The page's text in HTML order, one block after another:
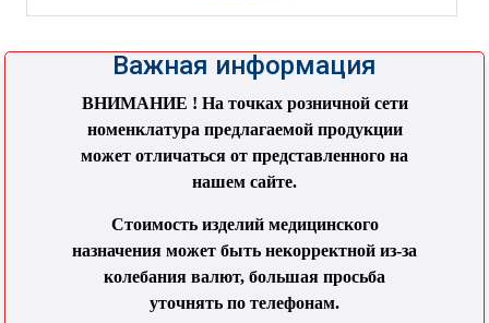
Важная информация
ВНИМАНИЕ ! На точках розничной сети
номенклатура предлагаемой продукции
может отличаться от представленного на
нашем сайте.
Стоимость изделий медицинского
назначения может быть некорректной из-за
колебания валют, большая просьба
уточнять по телефонам.